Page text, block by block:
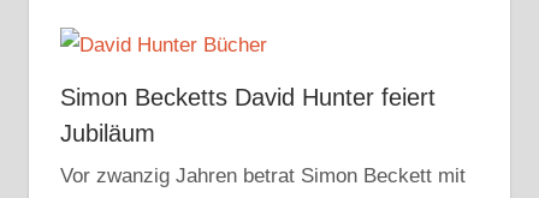
Simon Becketts David Hunter feiert
Jubiläum
Vor zwanzig Jahren betrat Simon Beckett mit